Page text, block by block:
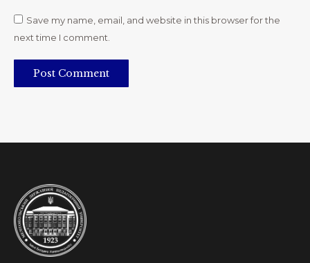
Save my name, email, and website in this browser for the
next time I comment.
Post Comment